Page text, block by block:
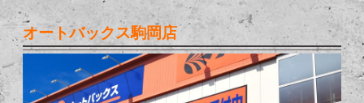
オートバックス駒岡店